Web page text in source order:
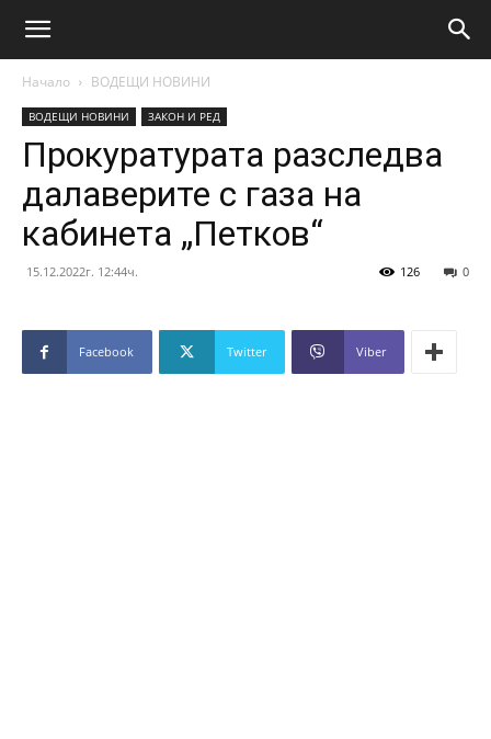
Начало ВОДЕЩИ НОВИНИ
ВОДЕЩИ НОВИНИ ЗАКОН И РЕД
Прокуратурата разследва
далаверите с газа на
кабинета „Петков“
15.12.2022г. 12:44ч. 0
126
Facebook Twitter Viber